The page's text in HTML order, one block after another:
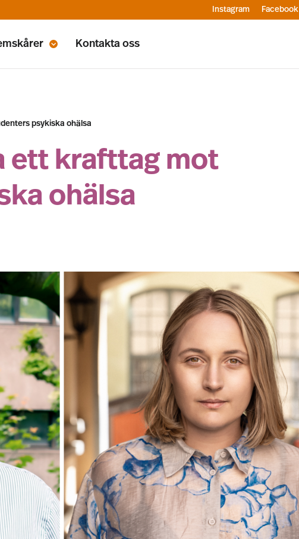
Instagram Facebook
Kontakta oss
psykiska ohälsa
ett krafttag mot
ohälsa